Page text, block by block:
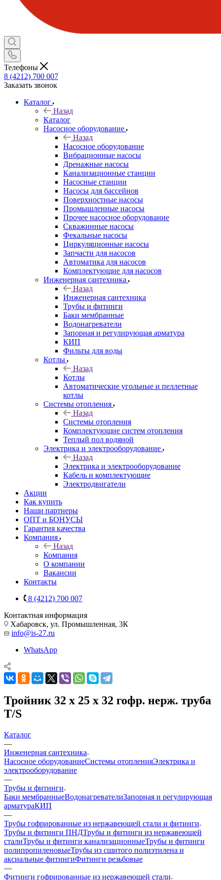
Телефоны
8 (4212) 700 007
Заказать звонок
Каталог
Назад
Каталог
Насосное оборудование
Назад
Насосное оборудование
Вибрационные насосы
Дренажные насосы
Канализационные станции
Насосные станции
Насосы для бассейнов
Поверхностные насосы
Промышленные насосы
Прочее насосное оборудование
Скважинные насосы
Фекальные насосы
Циркуляционные насосы
Запчасти для насосов
Автоматика для насосов
Комплектующие для насосов
Инженерная сантехника
Назад
Инженерная сантехника
Трубы и фитинги
Баки мембранные
Водонагреватели
Запорная и регулирующая арматура
КИП
Фильты для воды
Котлы
Назад
Котлы
Автоматические угольные и пеллетные
котлы
Системы отопления
Назад
Системы отопления
Комплектующие систем отопления
Теплый пол водяной
Электрика и электрооборудование
Назад
Электрика и электрооборудование
Кабель и комплектующие
Электродвигатели
Акции
Как купить
Наши партнеры
ОПТ и БОНУСЫ
Гарантия качества
Компания
Назад
Компания
О компании
Вакансии
Контакты
8 (4212) 700 007
Контактная информация
Хабаровск, ул. Промышленная, 3К
info@is-27.ru
WhatsApp
Тройник 32 х 25 х 32 гофр. нерж. труба
T/S
Каталог
—
Инженерная сантехника
Насосное оборудованиеСистемы отопленияЭлектрика и
электрооборудование
—
Трубы и фитинги
Баки мембранныеВодонагревателиЗапорная и регулирующая
арматураКИП
—
Трубы гофрированные из нержавеющей стали и фитинги
Трубы и фитинги ПНДТрубы и фитинги из нержавеющей
сталиТрубы и фитинги канализационныеТрубы и фитинги
полипропиленовыеТрубы из сшитого полиэтилена и
аксиальные фитингиФитинги резьбовые
—
Фитинги гофрированные из нержавеющей стали